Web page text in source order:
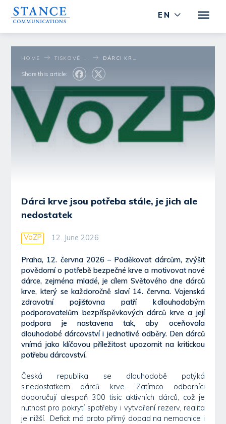
EN
HOME
Share this article:
Dárci krve jsou potřeba stále, je jich ale
nedostatek
VoZP 12. June 2026
Praha, 12. června 2026 – Poděkovat dárcům, zvýšit
povědomí o potřebě bezpečné krve a motivovat nové
dárce, zejména mladé, je cílem Světového dne dárců
krve, který se každoročně slaví 14. června. Vojenská
zdravotní pojišťovna patří k dlouhodobým
podporovatelům bezpříspěvkových dárců krve a její
podpora je nastavena tak, aby oceňovala
dlouhodobé dárcovství i jednotlivé odběry. Den dárců
vnímá jako klíčovou příležitost upozornit na kritickou
potřebu dárcovství.
Česká republika se dlouhodobě potýká
s nedostatkem dárců krve. Zatímco odborníci
doporučují alespoň 300 tisíc aktivních dárců, což je
nutnost pro pokrytí spotřeby i vytvoření rezerv, realita
je nižší. Deficit má proto přímý dopad na nemocnice i